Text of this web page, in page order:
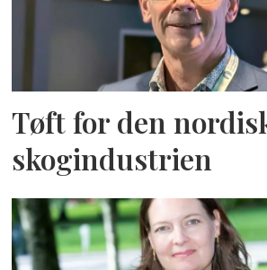
Tøft for den
skogindustrien